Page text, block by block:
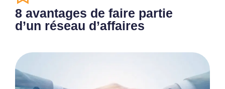
8 avantages de faire partie
d’un réseau d’affaires